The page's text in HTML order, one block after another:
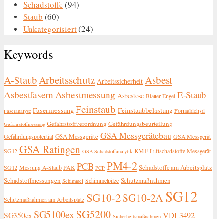
Schadstoffe (94)
Staub (60)
Unkategorisiert(24)
Keywords
A-StaubArbeitsschutz Arbeitssicherheit Asbest
AsbestfasernAsbestmessung Asbestose Blauer Engel E-Staub
Faseranalyse Fasermessung Feinstaub Feinstaubbelastung Formaldehyd
Gefahrstoffmessung Gefahrstoffverordnung Gefährdungsbeurteilung
Gefährdungspotential GSA Messgeräte GSA Messgerätebau GSA Messgerät
SG12 GSA Ratingen GSA Schadstoffanalytik KMF Luftschadstoffe Messgerät
SG12 Messung A-Staub PAK PCB PCP PM4-2 Schadstoffe am Arbeitsplatz
Schadstoffmessungen Schimmel Schimmelpilze Schutzmaßnahmen
Schutzmaßnahmen am Arbeitsplatz SG10-2SG10-2A SG12
SG350ex SG5100exSG5200 Sicherheitsmaßnahmen VDI 3492